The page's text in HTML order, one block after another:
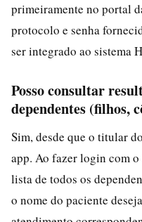
primeiramente no portal
protocolo e senha
ser integrado ao sistema
Posso consultar
dependentes (filhos,
Sim, desde que o titular
app. Ao fazer login com
lista de todos os
o nome do paciente